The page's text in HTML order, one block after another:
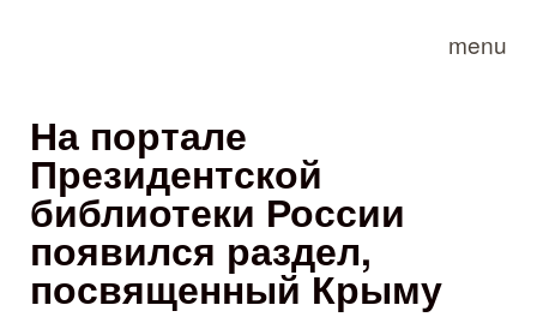
menu
На портале
Президентской
библиотеки России
появился раздел,
посвященный Крыму